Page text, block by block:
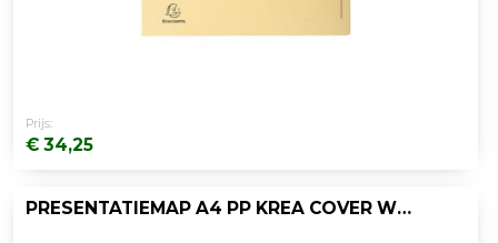
Prijs:
€ 34,25
PRESENTATIEMAP A4 PP KREA COVER WIT